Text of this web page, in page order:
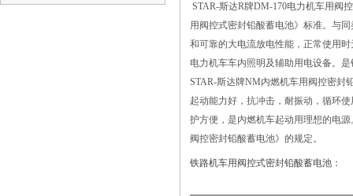
STAR-斯达R牌DM-170电力机车用阀
用阀控式密封铅酸蓄电池》标准。与
和可靠的大电流放电性能，正常使用
电力机车车内照明及辅助用电设备。
STAR-斯达牌NM内燃机车用阀控密封
起动能力好，抗冲击，耐振动，循环
护方便，是内燃机车起动用理想的电
阀控密封铅酸蓄电池》的规定。
铁路机车用阀控式密封铅酸蓄电池：